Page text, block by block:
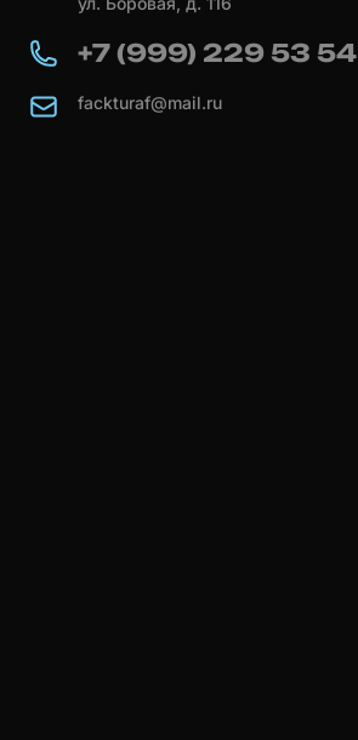
+7 (999) 229 53 54
fackturaf@mail.ru